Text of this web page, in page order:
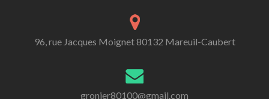
96, rue Jacques Moignet 80132 Mareuil-Caubert
gronier80100@gmail.com